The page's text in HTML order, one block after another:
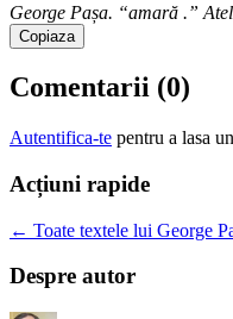
George Pașa. “amară .”
Copiaza
Comentarii (0)
Autentifica-te pentru a lasa
Acțiuni rapide
← Toate textele lui George
Despre autor